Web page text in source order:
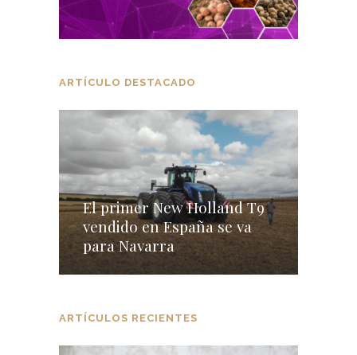
ARTÍCULO DESTACADO
El primer New Holland T9
vendido en España se va
para Navarra
ARTÍCULOS RECIENTES